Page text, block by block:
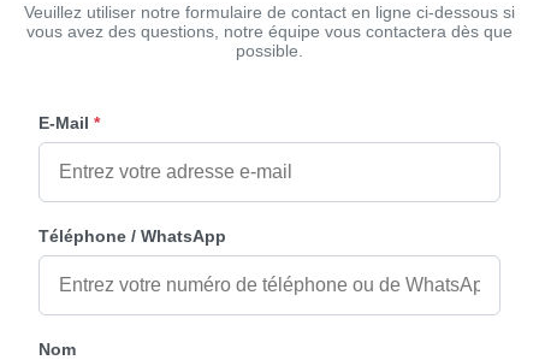
Veuillez utiliser notre formulaire de contact en ligne ci-dessous si
vous avez des questions, notre équipe vous contactera dès que
possible.
E-Mail *
Téléphone / WhatsApp
Nom